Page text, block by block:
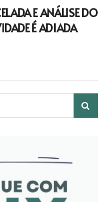
E ANÁLISE DO
É ADIADA